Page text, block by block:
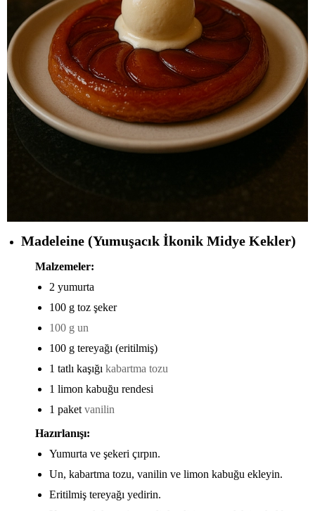
Madeleine (Yumuşacık İkonik Midye Kekler)
Malzemeler:
2 yumurta
100 g toz şeker
100 g un
100 g tereyağı (eritilmiş)
1 tatlı kaşığı kabartma tozu
1 limon kabuğu rendesi
1 paket vanilin
Hazırlanışı:
Yumurta ve şekeri çırpın.
Un, kabartma tozu, vanilin ve limon kabuğu ekleyin.
Eritilmiş tereyağı yedirin.